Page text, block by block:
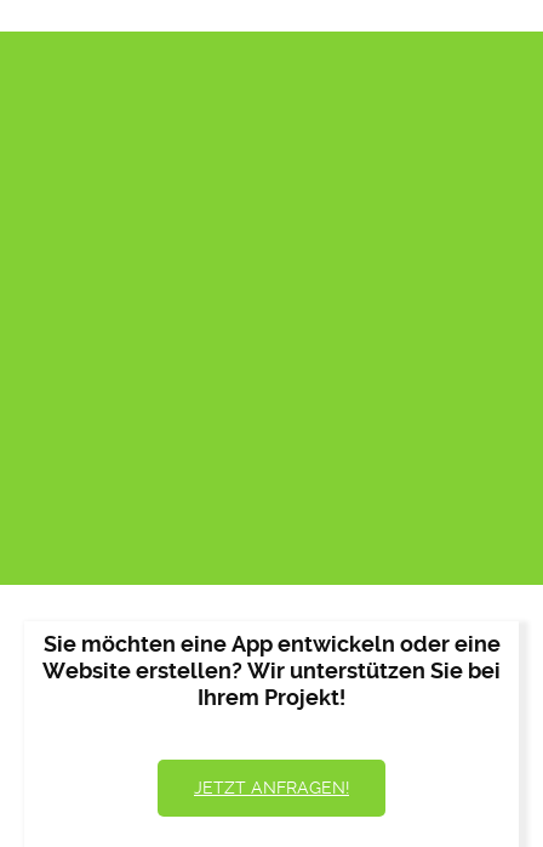
Sie möchten eine App entwickeln oder eine
Website erstellen? Wir unterstützen Sie bei
Ihrem Projekt!
JETZT ANFRAGEN!